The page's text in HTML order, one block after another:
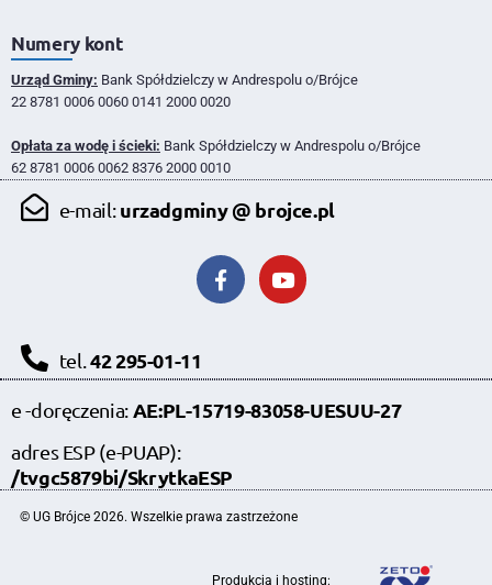
Numery kont
Urząd Gminy: Bank Spółdzielczy w Andrespolu o/Brójce
22 8781 0006 0060 0141 2000 0020
Opłata za wodę i ścieki: Bank Spółdzielczy w Andrespolu o/Brójce
62 8781 0006 0062 8376 2000 0010
e-mail:urzadgminy @ brojce.pl
tel. 42 295-01-11
e -doręczenia:AE:PL-15719-83058-UESUU-27
adres ESP (e-PUAP):
/tvgc5879bi/SkrytkaESP
© UG Brójce 2026. Wszelkie prawa zastrzeżone
Produkcja i hosting: